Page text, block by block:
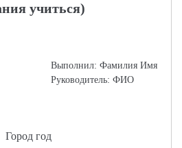
учиться)
Выполнил: Фамилия Имя
Руководитель: ФИО
Город год